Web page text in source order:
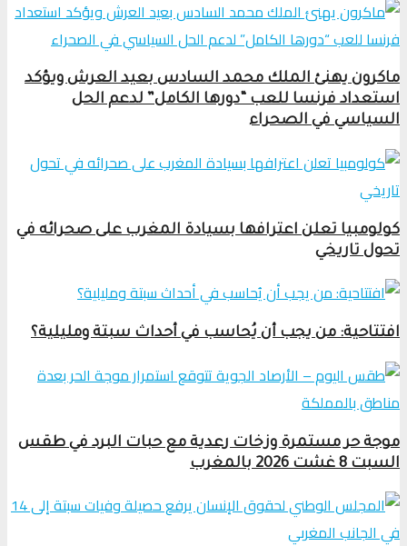
ماكرون يهنئ الملك محمد السادس بعيد العرش ويؤكد
استعداد فرنسا للعب “دورها الكامل” لدعم الحل
السياسي في الصحراء
كولومبيا تعلن اعترافها بسيادة المغرب على صحرائه في
تحول تاريخي
افتتاحية: من يجب أن يُحاسب في أحداث سبتة ومليلية؟
موجة حر مستمرة وزخات رعدية مع حبات البرد في طقس
السبت 8 غشت 2026 بالمغرب